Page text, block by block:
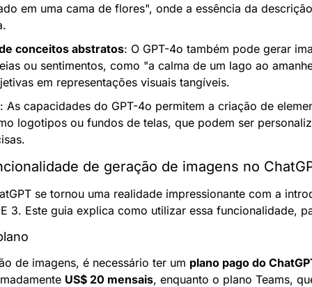
em uma cama de flores", onde a essência da
conceitos abstratos: O GPT-4o também pode gerar
ou sentimentos, como "a calma de um lago ao
em representações visuais tangíveis.
: As capacidades do GPT-4o permitem a criação de
logotipos ou fundos de telas, que podem ser
de geração de imagens no
se tornou uma realidade impressionante com a
3. Este guia explica como utilizar essa funcionalidade,
de imagens, é necessário ter um plano pago do
US$ 20 mensais, enquanto o plano Teams,